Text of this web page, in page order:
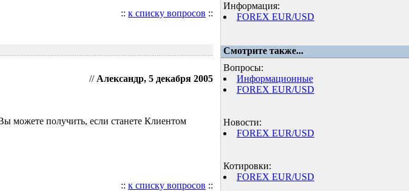
:: к списку вопросов ::
Информация:
FOREX EUR/USD
Смотрите также...
// Александр, 5 декабря 2005
можете получить, если станете Клиентом
:: к списку вопросов ::
Вопросы:
Информационные
FOREX EUR/USD
Новости:
FOREX EUR/USD
Котировки:
FOREX EUR/USD